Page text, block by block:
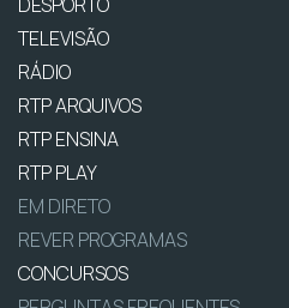
TELEVISÃO
RÁDIO
RTP ARQUIVOS
RTP ENSINA
RTP PLAY
EM DIRETO
REVER PROGRAMAS
CONCURSOS